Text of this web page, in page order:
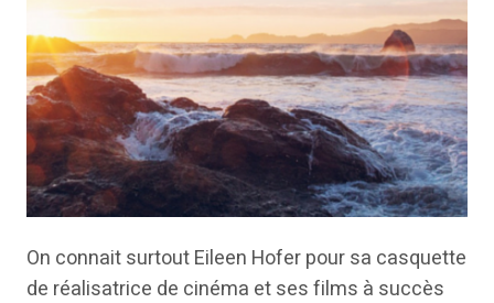
On connait surtout Eileen Hofer pour sa casquette
de réalisatrice de cinéma et ses films à succès